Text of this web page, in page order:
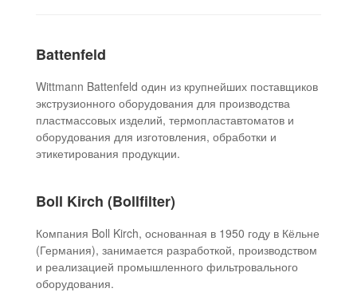
Battenfeld
Wittmann Battenfeld один из крупнейших поставщиков
экструзионного оборудования для производства
пластмассовых изделий, термопластавтоматов и
оборудования для изготовления, обработки и
этикетирования продукции.
Boll Kirch (Bollfilter)
Компания Boll Kirch, основанная в 1950 году в Кёльне
(Германия), занимается разработкой, производством
и реализацией промышленного фильтровального
оборудования.